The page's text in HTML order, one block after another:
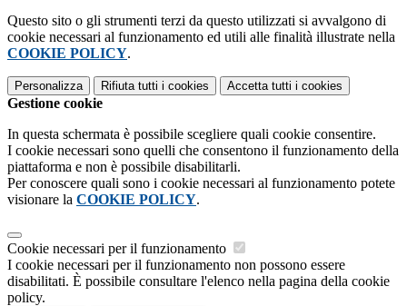
Questo sito o gli strumenti terzi da questo utilizzati si avvalgono di
cookie necessari al funzionamento ed utili alle finalità illustrate nella
COOKIE POLICY.
Personalizza Rifiuta tutti i cookies Accetta tutti i cookies
Gestione cookie
In questa schermata è possibile scegliere quali cookie consentire.
I cookie necessari sono quelli che consentono il funzionamento della
piattaforma e non è possibile disabilitarli.
Per conoscere quali sono i cookie necessari al funzionamento potete
visionare la COOKIE POLICY.
Cookie necessari per il funzionamento
I cookie necessari per il funzionamento non possono essere
disabilitati. È possibile consultare l'elenco nella pagina della cookie
policy.